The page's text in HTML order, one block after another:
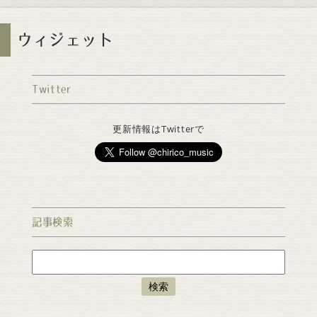
ウィジェット
Twitter
更新情報はTwitterで
記事検索